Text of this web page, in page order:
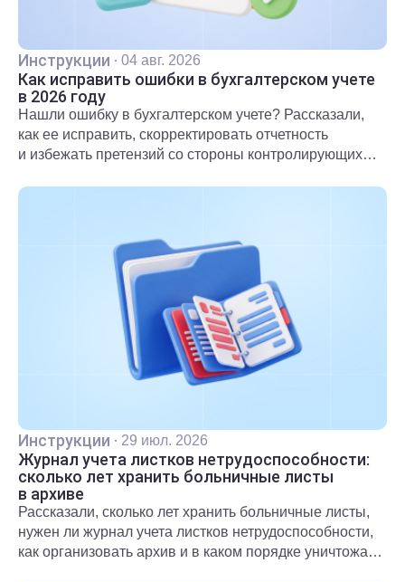
Инструкции · 04 авг. 2026
Как исправить ошибки в бухгалтерском учете
в 2026 году
Нашли ошибку в бухгалтерском учете? Рассказали,
как ее исправить, скорректировать отчетность
и избежать претензий со стороны контролирующих
Инструкции · 29 июл. 2026
Журнал учета листков нетрудоспособности:
сколько лет хранить больничные листы
в архиве
Рассказали, сколько лет хранить больничные листы,
нужен ли журнал учета листков нетрудоспособности,
как организовать архив и в каком порядке уничтожать